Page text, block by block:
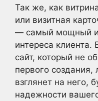
Так же, как
или визитная
— самый мощный
интереса клиента.
сайт, который не
первого
взглянет на него,
надежности